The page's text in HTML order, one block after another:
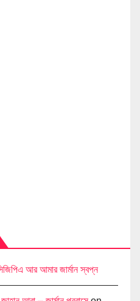
আর আমার জার্মান স্বপ্ন